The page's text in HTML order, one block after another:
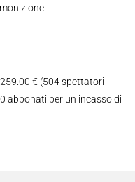
€ (504 spettatori
abbonati per un incasso di